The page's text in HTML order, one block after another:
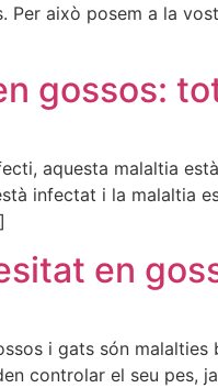
això posem a la
gossos:
aquesta malaltia
infectat i la malaltia
en
i gats són
controlar el seu pes,